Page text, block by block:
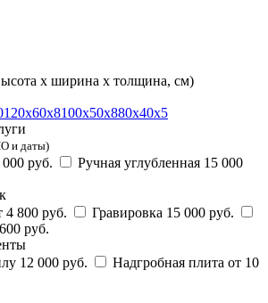
х ширина х толщина, см)
120х60х8100х50х880х40х5
и даты)
000 руб. Ручная углубленная 15 000
4 800 руб. Гравировка 15 000 руб.
руб.
12 000 руб. Надгробная плита от 10